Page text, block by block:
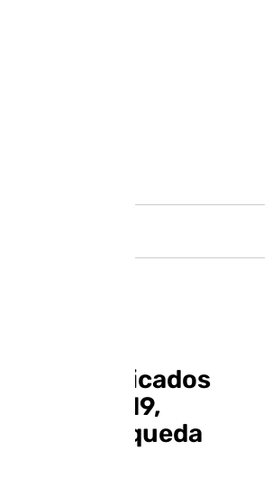
Izan, clasificados
sub-19,
Ochoa queda